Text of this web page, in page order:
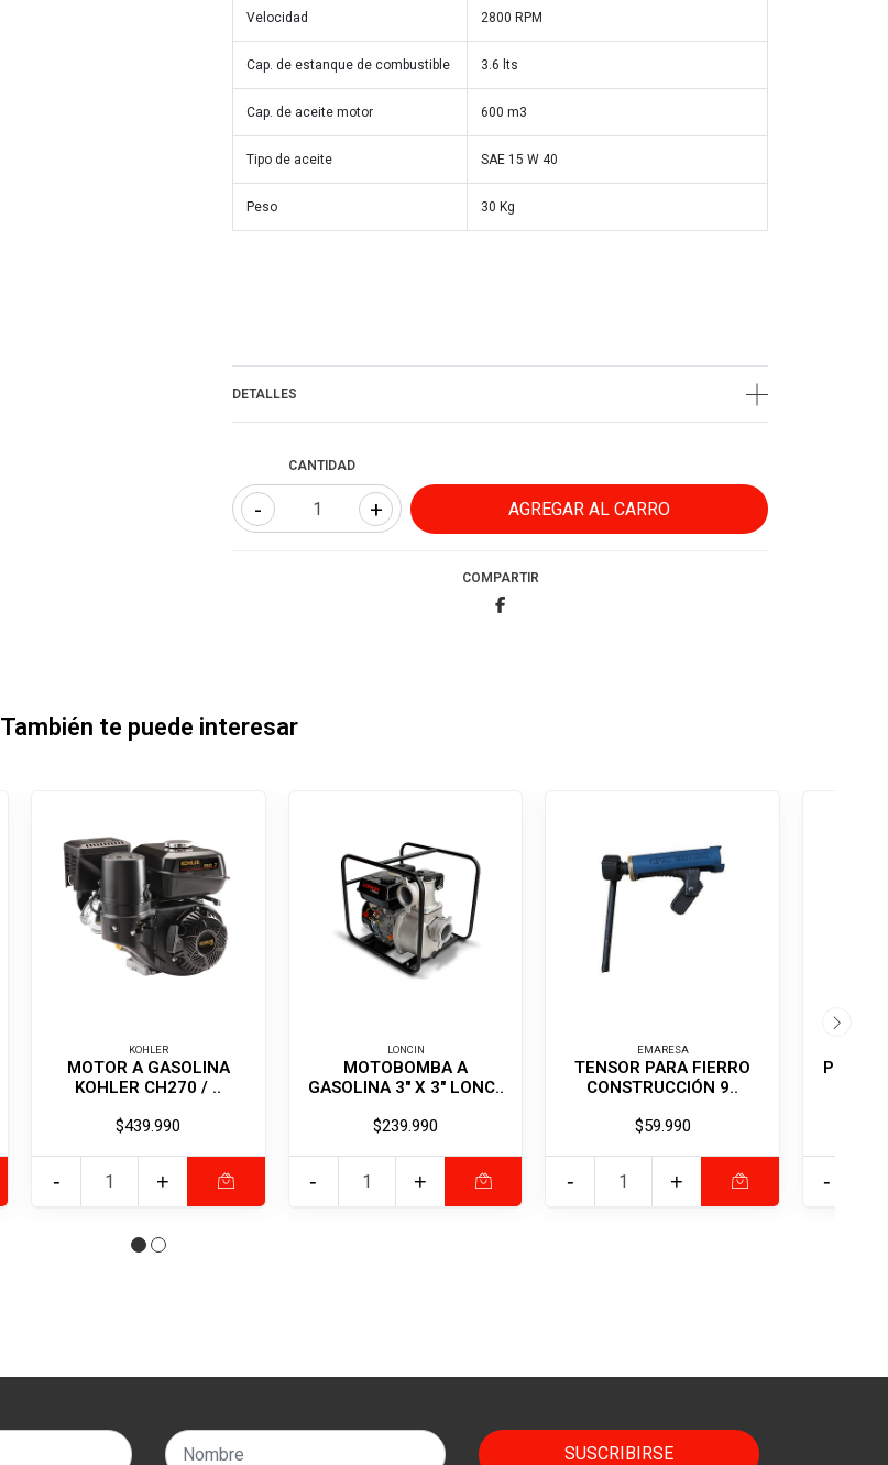
Velocidad 2800 RPM
Cap. de estanque de combustible 3.6 lts
Cap. de aceite motor 600 m3
Tipo de aceite SAE 15 W 40
Peso 30 Kg
DETALLES
CANTIDAD
+
-
COMPARTIR
También te puede interesar
KOHLER
MOTOR A GASOLINA
KOHLER CH270 / ..
$439.990
+
-
LONCIN
MOTOBOMBA A
GASOLINA 3" X 3" LONC..
$239.990
+
-
EMARESA
TENSOR PARA FIERRO
CONSTRUCCIÓN 9..
$59.990
+
-
PLACA
-
SUSCRIBIRSE